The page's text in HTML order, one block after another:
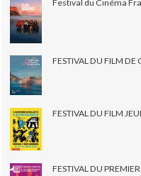
Festival du Cinéma
FESTIVAL DU FILM
FESTIVAL DU FILM
FESTIVAL DU